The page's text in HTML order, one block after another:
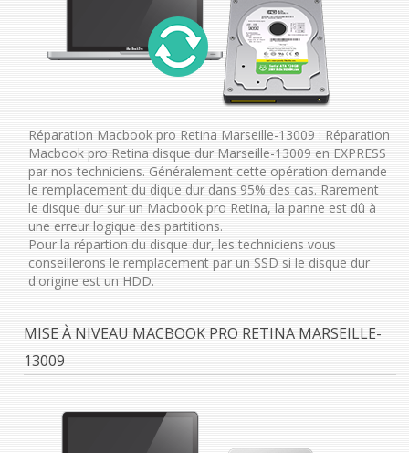
Réparation Macbook pro Retina Marseille-13009 : Réparation
Macbook pro Retina disque dur Marseille-13009 en EXPRESS
par nos techniciens. Généralement cette opération demande
le remplacement du dique dur dans 95% des cas. Rarement
le disque dur sur un Macbook pro Retina, la panne est dû à
une erreur logique des partitions.
Pour la répartion du disque dur, les techniciens vous
conseillerons le remplacement par un SSD si le disque dur
d'origine est un HDD.
MISE À NIVEAU MACBOOK PRO RETINA MARSEILLE-
13009